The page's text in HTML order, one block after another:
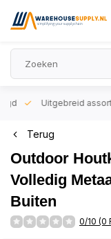
Uitgebreid
Terug
Outdoor
Volledig
Buiten
0/10 (0